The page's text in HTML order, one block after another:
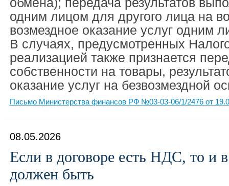
одним лицом для другого лица на
возмездное оказание услуг одним
В случаях, предусмотренных
реализацией также признается
собственности на товары,
оказание услуг на безвозмездной
Письмо Министерства финансов РФ №03-03-06/1/2476 от
08.05.2026
Если в договоре есть НДС, то и в
должен быть